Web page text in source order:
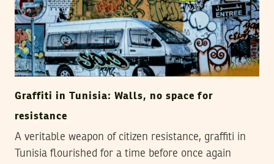
Graffiti in Tunisia: Walls, no space for
resistance
A veritable weapon of citizen resistance, graffiti in
Tunisia flourished for a time before once again